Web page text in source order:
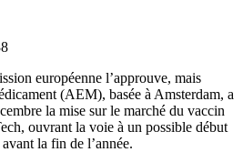
européenne l’approuve, mais
(AEM), basée à Amsterdam, a
la mise sur le marché du vaccin
ouvrant la voie à un possible début
la fin de l’année.